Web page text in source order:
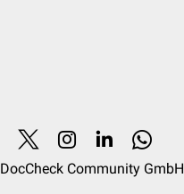
DocCheck Community GmbH